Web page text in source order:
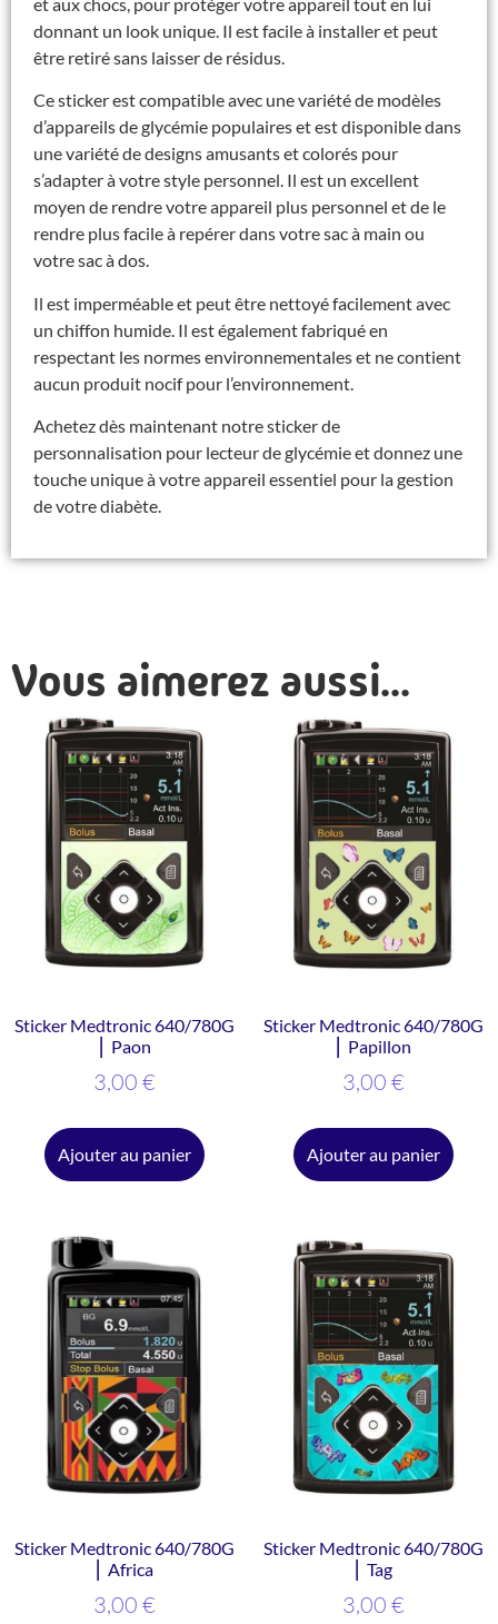
donnant un look unique. Il est facile à installer et peut
être retiré sans laisser de résidus.
Ce sticker est compatible avec une variété de modèles
d’appareils de glycémie populaires et est disponible dans
une variété de designs amusants et colorés pour
s’adapter à votre style personnel. Il est un excellent
moyen de rendre votre appareil plus personnel et de le
rendre plus facile à repérer dans votre sac à main ou
votre sac à dos.
Il est imperméable et peut être nettoyé facilement avec
un chiffon humide. Il est également fabriqué en
respectant les normes environnementales et ne contient
aucun produit nocif pour l’environnement.
Achetez dès maintenant notre sticker de
personnalisation pour lecteur de glycémie et donnez une
touche unique à votre appareil essentiel pour la gestion
de votre diabète.
Vous aimerez aussi...
Sticker Medtronic 640/780G
⎜ Paon
3,00 €
Ajouter au panier
Sticker Medtronic 640/780G
⎜ Papillon
3,00 €
Ajouter au panier
Sticker Medtronic 640/780G
⎜ Africa
3,00 €
Sticker Medtronic 640/780G
⎜ Tag
3,00 €